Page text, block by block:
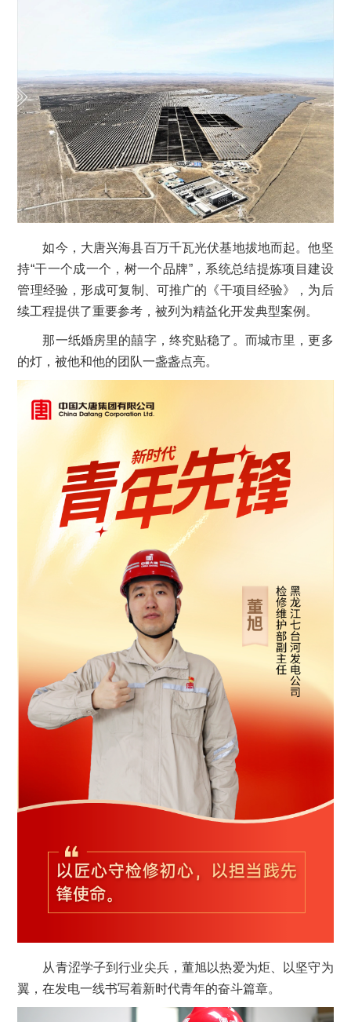
如今，大唐兴海县百万千瓦光伏基地拔地而起。他坚
持“干一个成一个，树一个品牌”，系统总结提炼项目建设
管理经验，形成可复制、可推广的《干项目经验》，为后
续工程提供了重要参考，被列为精益化开发典型案例。
那一纸婚房里的囍字，终究贴稳了。而城市里，更多
的灯，被他和他的团队一盏盏点亮。
从青涩学子到行业尖兵，董旭以热爱为炬、以坚守为
翼，在发电一线书写着新时代青年的奋斗篇章。